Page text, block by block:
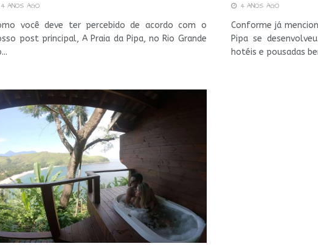
4 ANOS AGO
você deve ter percebido de acordo com o
post principal, A Praia da Pipa, no Rio Grande
4 ANOS AGO
Conforme já
Pipa se
hotéis e pousadas